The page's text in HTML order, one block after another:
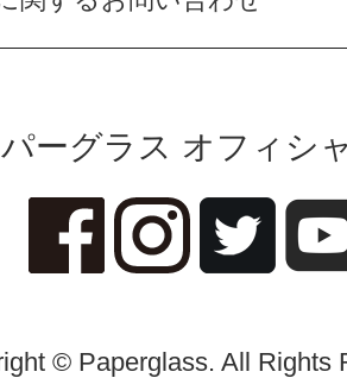
ーグラス オフィシ
© Paperglass. All Rights